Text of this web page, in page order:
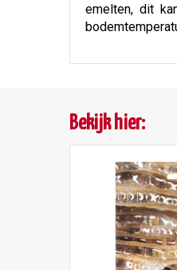
emelten, dit
Bekijk hier: